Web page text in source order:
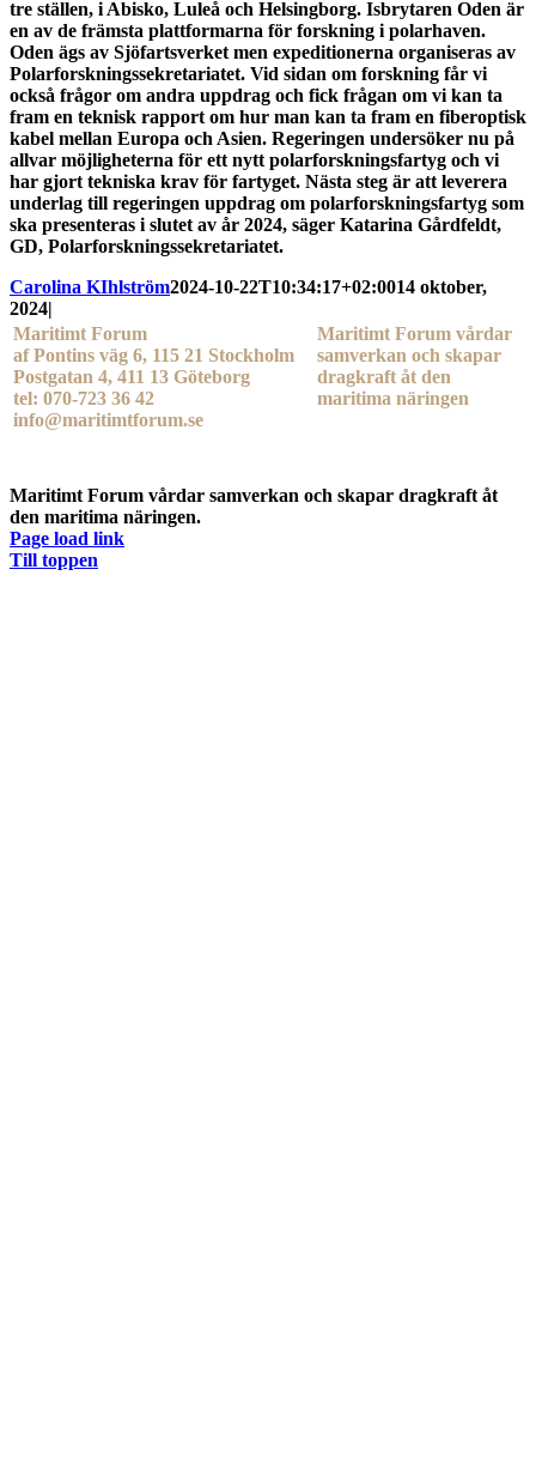
tre ställen, i Abisko, Luleå och Helsingborg. Isbrytaren Oden är
en av de främsta plattformarna för forskning i polarhaven.
Oden ägs av Sjöfartsverket men expeditionerna organiseras av
Polarforskningssekretariatet. Vid sidan om forskning får vi
också frågor om andra uppdrag och fick frågan om vi kan ta
fram en teknisk rapport om hur man kan ta fram en fiberoptisk
kabel mellan Europa och Asien. Regeringen undersöker nu på
allvar möjligheterna för ett nytt polarforskningsfartyg och vi
har gjort tekniska krav för fartyget. Nästa steg är att leverera
underlag till regeringen uppdrag om polarforskningsfartyg som
ska presenteras i slutet av år 2024, säger Katarina Gårdfeldt,
GD, Polarforskningssekretariatet.
Carolina KIhlström2024-10-22T10:34:17+02:0014 oktober,
2024|
Maritimt Forum
af Pontins väg 6, 115 21 Stockholm
Postgatan 4, 411 13 Göteborg
tel: 070-723 36 42
info@maritimtforum.se
Maritimt Forum vårdar
samverkan och skapar
dragkraft åt den
maritima näringen
Maritimt Forum vårdar samverkan och skapar dragkraft åt
den maritima näringen.
Page load link
Till toppen